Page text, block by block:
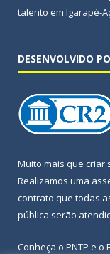
talento em Igarapé-
DESENVOLVIDO
Muito mais que criar
Realizamos uma
contrato que todas
pública serão
Conheça o PNTP e o